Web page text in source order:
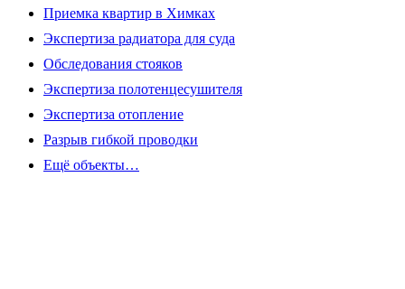
Приемка квартир в Химках
Экспертиза радиатора для суда
Обследования стояков
Экспертиза полотенцесушителя
Экспертиза отопление
Разрыв гибкой проводки
Ещё объекты…